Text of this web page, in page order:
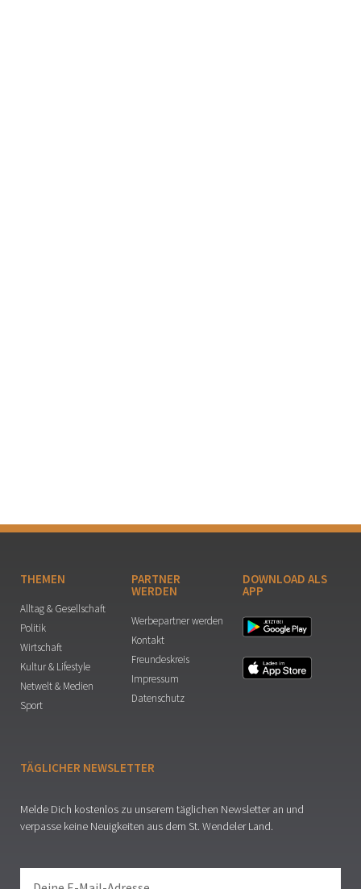
THEMEN
Alltag & Gesellschaft
Politik
Wirtschaft
Kultur & Lifestyle
Netwelt & Medien
Sport
PARTNER
WERDEN
Werbepartner werden
Kontakt
Freundeskreis
Impressum
Datenschutz
DOWNLOAD ALS
APP
TÄGLICHER NEWSLETTER
Melde Dich kostenlos zu unserem täglichen Newsletter an und
verpasse keine Neuigkeiten aus dem St. Wendeler Land.